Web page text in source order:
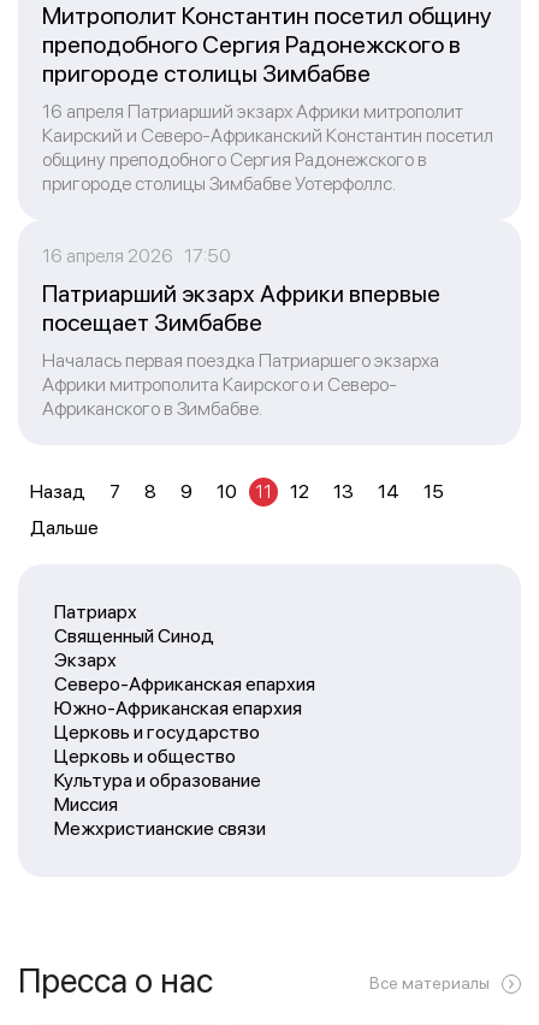
Патриарх
Священный Синод
Экзарх
Северо-Африканская епархия
Южно-Африканская епархия
Церковь и государство
Церковь и общество
Культура и образование
Миссия
Межхристианские связи
Митрополит Константин посетил общину
преподобного Сергия Радонежского в
пригороде столицы Зимбабве
16 апреля Патриарший экзарх Африки митрополит
Каирский и Северо-Африканский Константин посетил
общину преподобного Сергия Радонежского в
пригороде столицы Зимбабве Уотерфоллс.
16 апреля 2026 17:50
Патриарший экзарх Африки впервые
посещает Зимбабве
Началась первая поездка Патриаршего экзарха
Африки митрополита Каирского и Северо-
Африканского в Зимбабве.
Назад 7 8 9 10 11 12 13 14
15
Дальше
Пресса о нас Все материалы